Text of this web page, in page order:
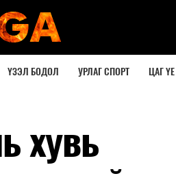
ҮЗЭЛ БОДОЛ УРЛАГ СПОРТ ЦАГ ҮЕ
хувь